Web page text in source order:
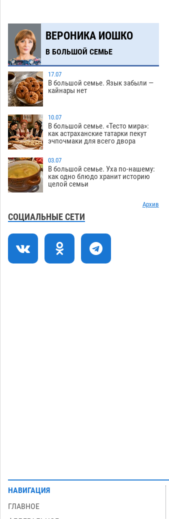
древнюю помойку
11:58
В Астрахани подросток угнал
мотоцикл и похитил чужие мобильник
с банковскими картами
07.08 371
11:20
Астраханцев ждут на парковом газоне
с призами и эрмитажными котами
10:43
Астраханский суд встал на сторону
МЧС в споре за возврат униформы
07.08
10:02
На Всероссийской Спартакиаде
астраханские гандболисты уступили
казанским «драконам»
Краснодарской в Астрахани
08:47
Астраханский суд оценил четыре удара
по голове полицейского в сто тысяч
рублей
ВЕРОНИКА ИОШКО
В БОЛЬШОЙ СЕМЬЕ
17.07
В большой семье. Язык забыли —
кайнары нет
10.07
В большой семье. «Тесто мира»:
как астраханские татарки пекут
эчпочмаки для всего двора
03.07
В большой семье. Уха по-нашему:
как одно блюдо хранит историю
целой семьи
Архив
СОЦИАЛЬНЫЕ СЕТИ
НАВИГАЦИЯ
ГЛАВНОЕ